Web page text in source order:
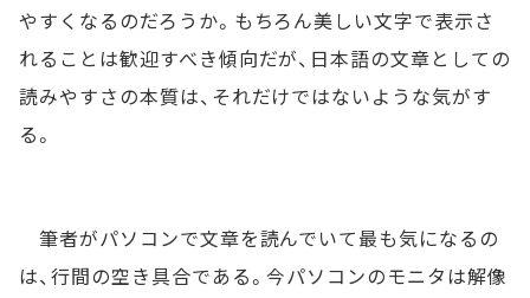
やすくなるのだろうか。もちろん美しい文字で表示さ
れることは歓迎すべき傾向だが、日本語の文章としての
読みやすさの本質は、それだけではないような気がす
る。
筆者がパソコンで文章を読んでいて最も気になるの
は、行間の空き具合である。今パソコンのモニタは解像